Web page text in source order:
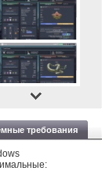
требования